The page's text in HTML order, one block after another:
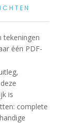
tekeningen
één PDF-
is
complete